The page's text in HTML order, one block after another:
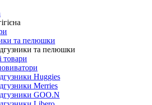
та пелюшки
та пелюшки
товари
Huggies
Merries
GOO.N